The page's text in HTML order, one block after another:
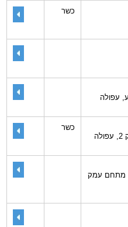
כשר
עפולה
כשר
שד' יצחק רבין 18, מתחם עמק